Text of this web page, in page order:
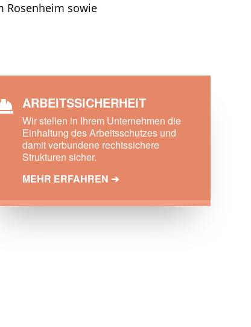
sowie
ARBEITSSICHERHEIT
Wir stellen in Ihrem Unternehmen die
Einhaltung des Arbeitsschutzes und
damit verbundene rechtssichere
Strukturen sicher.
MEHR ERFAHREN ➔